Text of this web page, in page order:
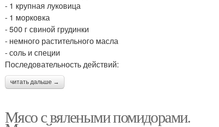
- 1 крупная луковица
- 1 морковка
- 500 г свиной грудинки
- немного растительного масла
- соль и специи
Последовательность действий:
читать дальше →
Мясо с вялеными помидорами.